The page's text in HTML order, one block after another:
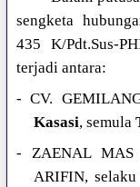
sengketa
435 K/Pdt.Sus-
terjadi antara:
- CV.
Kasasi, semula
- ZAENAL MAS
ARIFIN, selaku